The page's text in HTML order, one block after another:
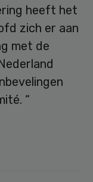
heeft het
zich er aan
met de
“